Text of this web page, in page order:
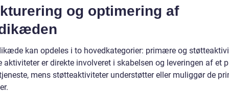
og optimering af
kan opdeles i to hovedkategorier: primære og
er direkte involveret i skabelsen og leveringen af et
mens støtteaktiviteter understøtter eller muliggør de